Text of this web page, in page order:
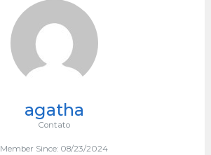
agatha
Contato
Member Since: 08/23/2024